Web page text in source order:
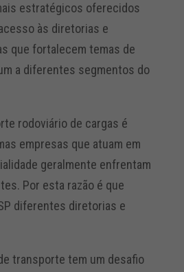
estratégicos oferecidos
às diretorias e
que fortalecem temas de
a diferentes segmentos do
rodoviário de cargas é
empresas que atuam em
geralmente enfrentam
Por esta razão é que
diferentes diretorias e
transporte tem um desafio